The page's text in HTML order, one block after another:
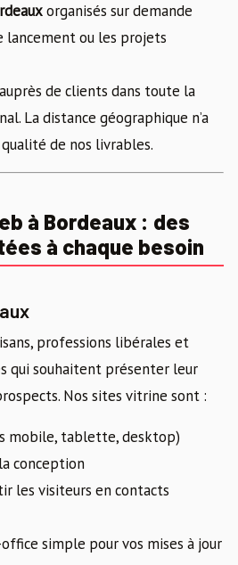
organisés sur demande
lancement ou les projets
de clients dans toute la
La distance géographique n’a
de nos livrables.
à Bordeaux : des
à chaque besoin
professions libérales et
qui souhaitent présenter leur
Nos sites vitrine sont :
mobile, tablette, desktop)
conception
les visiteurs en contacts
simple pour vos mises à jour